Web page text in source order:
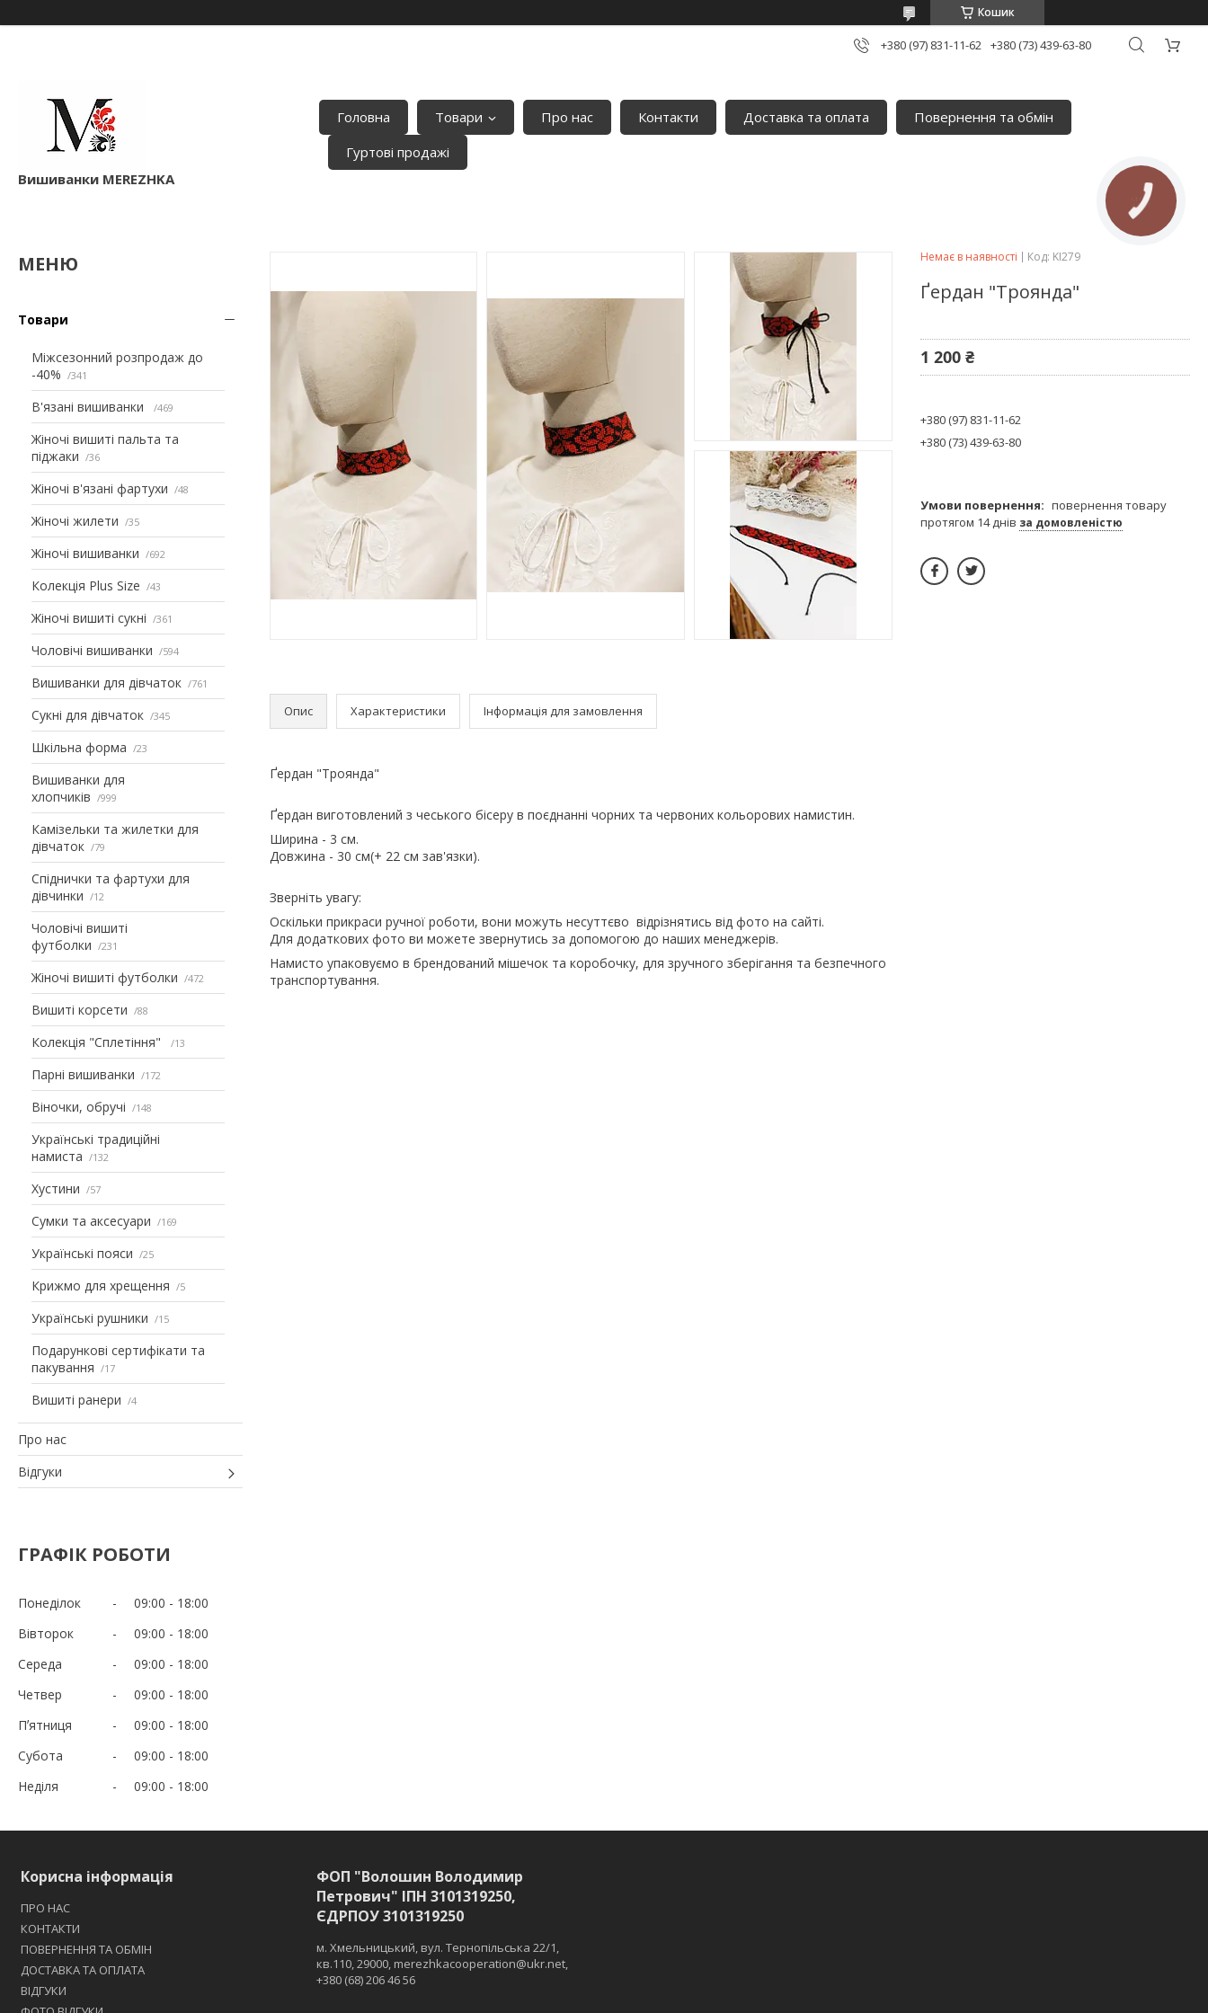
Кошик
+380 (97) 831-11-62 +380 (73) 439-63-80
Вишиванки MEREZHKA
Головна Товари Про нас Контакти Доставка та оплата
Повернення та обмін
Гуртові продажі
Товари
Міжсезонний розпродаж до
-40%
341
В'язані вишиванки 469
Жіночі вишиті пальта та
піджаки
36
Жіночі в'язані фартухи 48
Жіночі жилети 35
Жіночі вишиванки 692
Колекція Plus Size 43
Жіночі вишиті сукні 361
Чоловічі вишиванки 594
Вишиванки для дівчаток 761
Сукні для дівчаток 345
Шкільна форма 23
Вишиванки для
хлопчиків
999
Камізельки та жилетки для
дівчаток
79
Спіднички та фартухи для
дівчинки
12
Чоловічі вишиті
футболки
231
Жіночі вишиті футболки 472
Вишиті корсети 88
Колекція "Сплетіння" 13
Парні вишиванки 172
Віночки, обручі 148
Українські традиційні
намиста
132
Хустини 57
Сумки та аксесуари 169
Українські пояси 25
Крижмо для хрещення 5
Українські рушники 15
Подарункові сертифікати та
пакування
17
Вишиті ранери 4
Про нас
Відгуки
ГРАФІК РОБОТИ
Понеділок 09:00
18:00
Вівторок
09:00
18:00
Середа
09:00
18:00
Четвер
09:00
18:00
Пʼятниця
09:00
18:00
Субота
09:00
18:00
Неділя
09:00 18:00
Опис Характеристики Інформація для замовлення
Ґердан "Троянда"
Ґердан виготовлений з чеського бісеру в поєднанні чорних та червоних кольорових намистин.
Ширина - 3 см.
Довжина - 30 см(+ 22 см зав'язки).
Зверніть увагу:
Оскільки прикраси ручної роботи, вони можуть несуттєво відрізнятись від фото на сайті.
Для додаткових фото ви можете звернутись за допомогою до наших менеджерів.
Намисто упаковуємо в брендований мішечок та коробочку, для зручного зберігання та безпечного
транспортування.
Немає в наявності Код: KI279
Ґердан "Троянда"
1 200 ₴
+380 (97) 831-11-62
+380 (73) 439-63-80
повернення товару
протягом 14 днів за домовленістю
Корисна інформація
ПРО НАС
КОНТАКТИ
ПОВЕРНЕННЯ ТА ОБМІН
ДОСТАВКА ТА ОПЛАТА
ВІДГУКИ
ФОП "Волошин Володимир
Петрович" ІПН 3101319250,
ЄДРПОУ 3101319250
м. Хмельницький, вул. Тернопільська 22/1,
кв.110, 29000, merezhkacooperation@ukr.net,
+380 (68) 206 46 56
КНОПКА
ЗВ'ЯЗКУ